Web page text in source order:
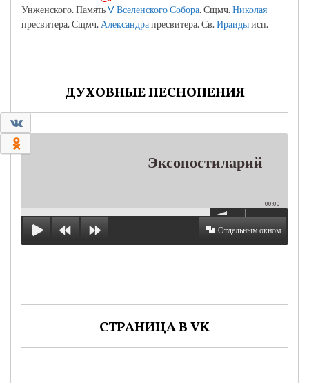
Унженского. ПамятьV Вселенского Собора. Сщмч.Николая
пресвитера. Сщмч. Александрапресвитера. Св.Ираидыисп.
ДУХОВНЫЕ ПЕСНОПЕНИЯ
Эксопостиларий
00:00
Отдельным окном
СТРАНИЦА В VK